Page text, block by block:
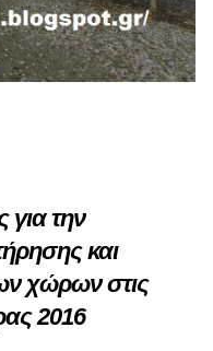
για την
και
χώρων στις
2016